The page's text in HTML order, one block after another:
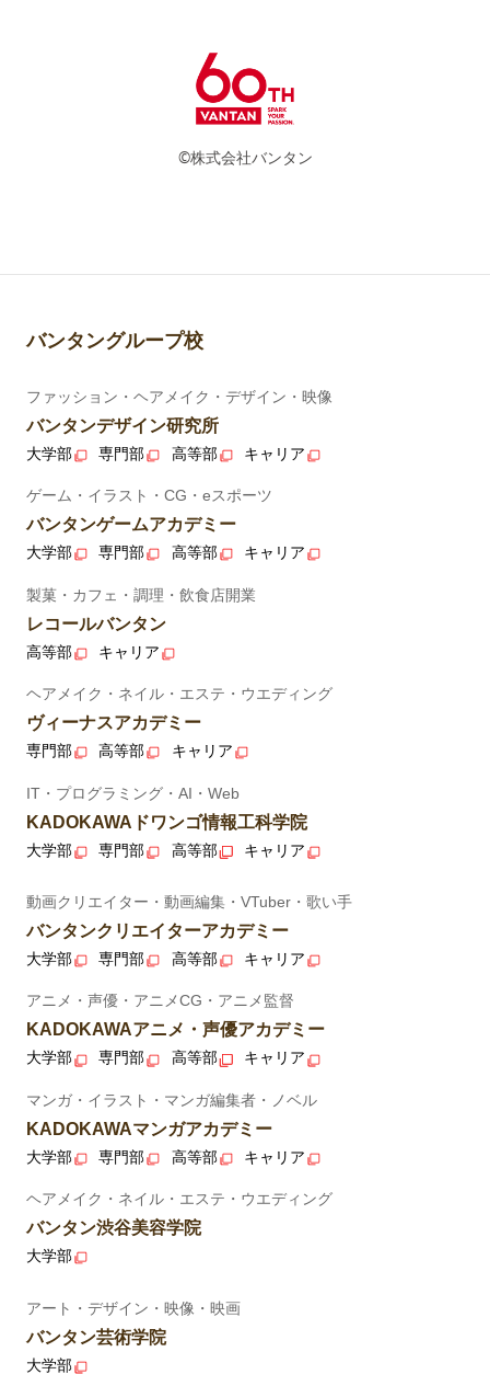
©株式会社バンタン
バンタングループ校
ファッション・ヘアメイク・デザイン・映像
バンタンデザイン研究所
大学部 専門部 高等部 キャリア
ゲーム・イラスト・CG・eスポーツ
バンタンゲームアカデミー
大学部 専門部 高等部 キャリア
製菓・カフェ・調理・飲食店開業
レコールバンタン
高等部 キャリア
ヘアメイク・ネイル・エステ・ウエディング
ヴィーナスアカデミー
専門部 高等部 キャリア
IT・プログラミング・AI・Web
KADOKAWAドワンゴ情報工科学院
大学部 専門部 高等部 キャリア
動画クリエイター・動画編集・VTuber・歌い手
バンタンクリエイターアカデミー
大学部 専門部 高等部 キャリア
アニメ・声優・アニメCG・アニメ監督
KADOKAWAアニメ・声優アカデミー
大学部 専門部 高等部 キャリア
マンガ・イラスト・マンガ編集者・ノベル
KADOKAWAマンガアカデミー
大学部 専門部 高等部 キャリア
ヘアメイク・ネイル・エステ・ウエディング
バンタン渋谷美容学院
大学部
アート・デザイン・映像・映画
バンタン芸術学院
大学部